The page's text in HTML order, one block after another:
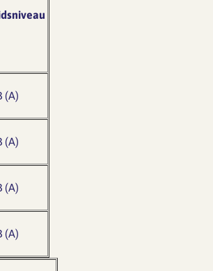
(A)
(A)
(A)
(A)